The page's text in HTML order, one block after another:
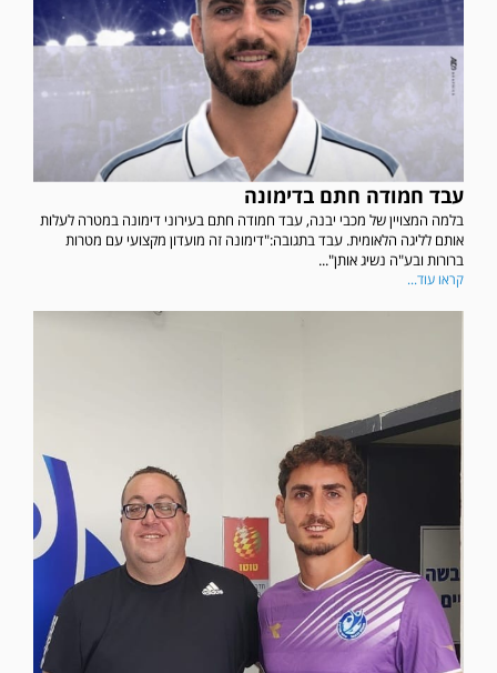
עבד חמודה חתם בדימונה
בלמה המצויין של מכבי יבנה, עבד חמודה חתם בעירוני דימונה במטרה לעלות
אותם לליגה הלאומית. עבד בתגובה:"דימונה זה מועדון מקצועי עם מטרות
ברורות ובע"ה נשיג אותן"...
קראו עוד...